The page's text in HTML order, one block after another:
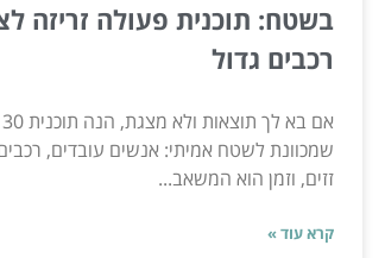
בשטח: תוכנית פעולה זריזה
רכבים גדול
אם
שמכוונת לשטח אמיתי: אנשים עובדים,
זזים, וזמן הוא המשאב...
קרא עוד »